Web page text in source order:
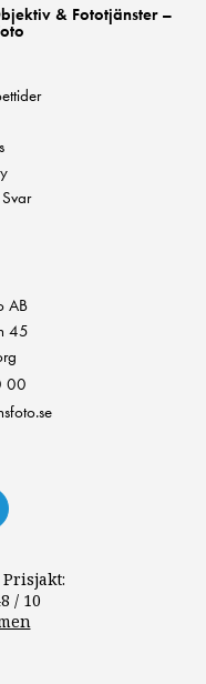
& Fototjänster –
AB
45
00